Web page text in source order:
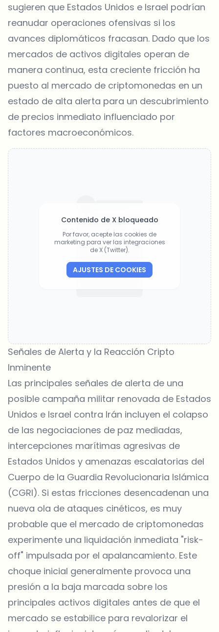
sugieren que Estados Unidos e Israel podrían
reanudar operaciones ofensivas si los
avances diplomáticos fracasan. Dado que los
mercados de activos digitales operan de
manera continua, esta creciente fricción ha
puesto al mercado de criptomonedas en un
estado de alta alerta para un descubrimiento
de precios inmediato influenciado por
factores macroeconómicos.
Contenido de X bloqueado
Por favor, acepte las cookies de
marketing para ver las integraciones
de X (Twitter).
AJUSTES DE COOKIES
Señales de Alerta y la Reacción Cripto
Inminente
Las principales señales de alerta de una
posible campaña militar renovada de Estados
Unidos e Israel contra Irán incluyen el colapso
de las negociaciones de paz mediadas,
intercepciones marítimas agresivas de
Estados Unidos y amenazas escalatorias del
Cuerpo de la Guardia Revolucionaria Islámica
(CGRI). Si estas fricciones desencadenan una
nueva ola de ataques cinéticos, es muy
probable que el mercado de criptomonedas
experimente una liquidación inmediata "risk-
off" impulsada por el apalancamiento. Este
choque inicial generalmente provoca una
presión a la baja marcada sobre los
principales activos digitales antes de que el
mercado se estabilice para revalorizar el